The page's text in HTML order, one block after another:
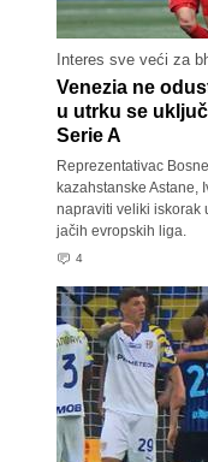
Interes sve veći za
Venezia ne
u utrku se
Serie A
Reprezentativac
kazahstanske Astane,
napraviti veliki iskorak
jačih evropskih liga.
4